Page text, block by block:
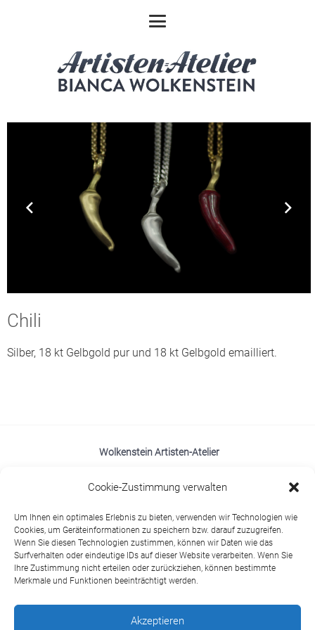
Cookie-Zustimmung verwalten
Um Ihnen ein optimales Erlebnis zu bieten, verwenden wir Technologien wie
Cookies, um Geräteinformationen zu speichern bzw. darauf zuzugreifen.
Wenn Sie diesen Technologien zustimmen, können wir Daten wie das
Surfverhalten oder eindeutige IDs auf dieser Website verarbeiten. Wenn Sie
Ihre Zustimmung nicht erteilen oder zurückziehen, können bestimmte
Merkmale und Funktionen beeinträchtigt werden.
Akzeptieren
Chili
Silber, 18 kt Gelbgold pur und 18 kt Gelbgold emailliert.
Wolkenstein Artisten-Atelier
Mo – Fr von 11.00 – 19.00 Uhr
Sa 11.00 – 16.00 Uhr
sowie nach Absprache